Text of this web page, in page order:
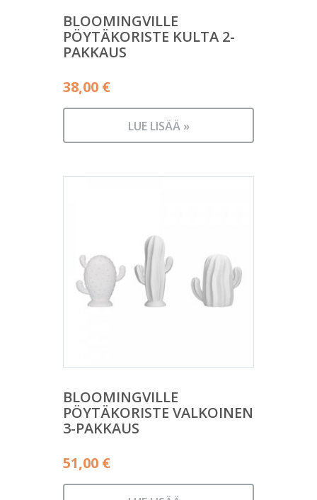
BLOOMINGVILLE
PÖYTÄKORISTE KULTA 2-
PAKKAUS
38,00 €
LUE LISÄÄ »
BLOOMINGVILLE
PÖYTÄKORISTE VALKOINEN
3-PAKKAUS
51,00 €